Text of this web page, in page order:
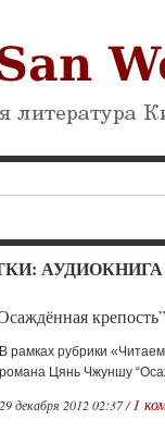
АУДИОКНИГА
В рамках рубрики
романа Цянь Чжуншу
29 декабря 2012 02:37 /1